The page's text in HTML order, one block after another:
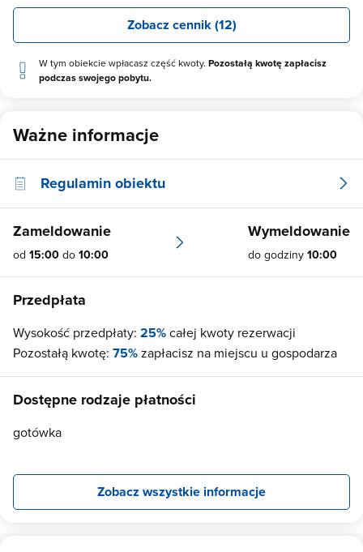
Zobacz cennik (12)
W tym obiekcie wpłacasz część kwoty. Pozostałą kwotę zapłacisz
podczas swojego pobytu.
Ważne informacje
Regulamin obiektu
Zameldowanie
od 15:00 do 10:00
Wymeldowanie
do godziny 10:00
Przedpłata
Wysokość przedpłaty: 25%całej kwoty rezerwacji
Pozostałą kwotę: 75%zapłacisz na miejscu u gospodarza
Dostępne rodzaje płatności
gotówka
Zobacz wszystkie informacje